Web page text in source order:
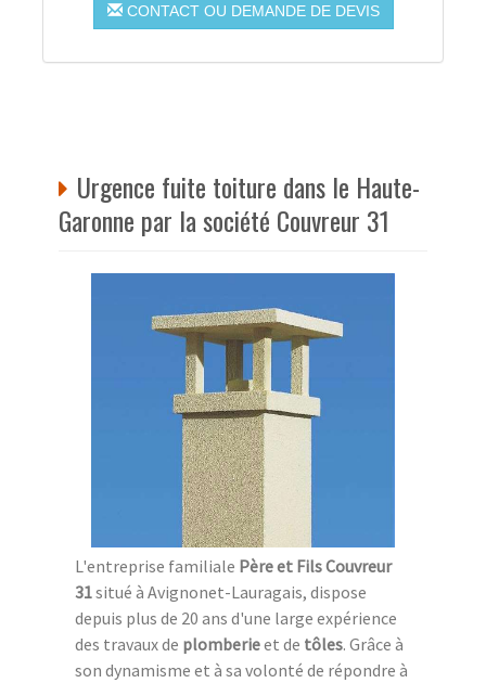
CONTACT OU DEMANDE DE DEVIS
Urgence fuite toiture dans le Haute-
Garonne par la société Couvreur 31
L'entreprise familiale Père et Fils Couvreur
31situé à Avignonet-Lauragais, dispose
depuis plus de 20 ans d'une large expérience
des travaux de plomberieet de tôles. Grâce à
son dynamisme et à sa volonté de répondre à